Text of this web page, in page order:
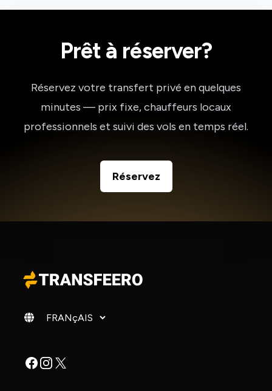
Prêt à réserver?
Réservez votre transfert privé en quelques
minutes — prix fixe, chauffeurs locaux
professionnels et suivi des vols en temps réel.
Réservez
Changer de langue
Facebook
Instagram
X